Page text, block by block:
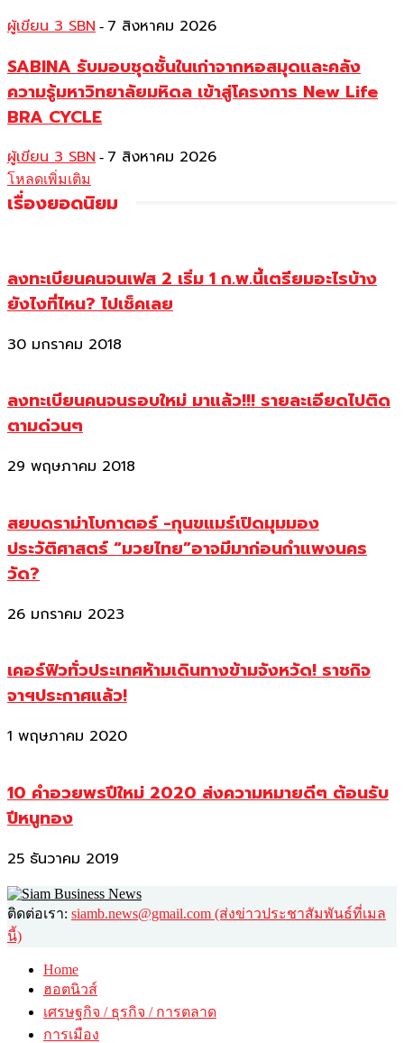
ผู้เขียน 3 SBN - 7 สิงหาคม 2026
SABINA รับมอบชุดชั้นในเก่าจากหอสมุดและคลัง
ความรู้มหาวิทยาลัยมหิดล เข้าสู่โครงการ New Life
BRA CYCLE
ผู้เขียน 3 SBN - 7 สิงหาคม 2026
โหลดเพิ่มเติม
เรื่องยอดนิยม
ลงทะเบียนคนจนเฟส 2 เริ่ม 1 ก.พ.นี้เตรียมอะไรบ้าง
ยังไงที่ไหน? ไปเช็คเลย
30 มกราคม 2018
ลงทะเบียนคนจนรอบใหม่ มาแล้ว!!! รายละเอียดไปติด
ตามด่วนๆ
29 พฤษภาคม 2018
สยบดราม่าโบกาตอร์ -กุนขแมร์เปิดมุมมอง
ประวัติศาสตร์ “มวยไทย”อาจมีมาก่อนกำแพงนคร
วัด?
26 มกราคม 2023
เคอร์ฟิวทั่วประเทศห้ามเดินทางข้ามจังหวัด! ราชกิจ
จาฯประกาศแล้ว!
1 พฤษภาคม 2020
10 คำอวยพรปีใหม่ 2020 ส่งความหมายดีๆ ต้อนรับ
ปีหนูทอง
25 ธันวาคม 2019
ติดต่อเรา: siamb.news@gmail.com (ส่งข่าวประชาสัมพันธ์ที่เมล
นี้)
Home
ฮอตนิวส์
เศรษฐกิจ / ธุรกิจ / การตลาด
การเมือง